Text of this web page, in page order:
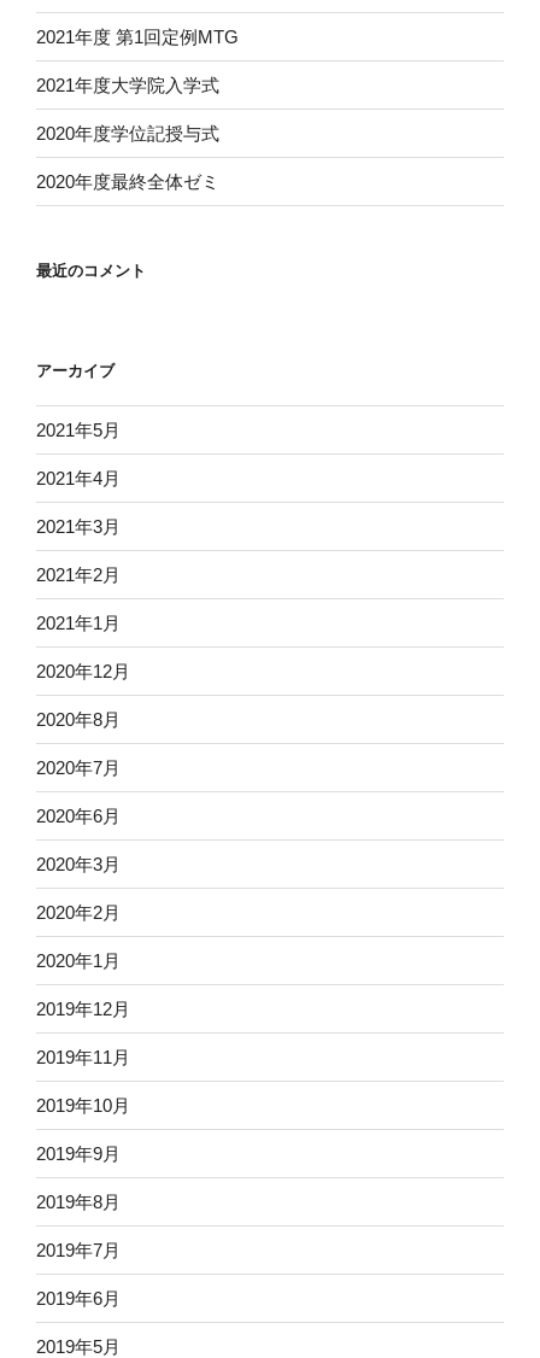
2021年度 第1回定例MTG
2021年度大学院入学式
2020年度学位記授与式
2020年度最終全体ゼミ
最近のコメント
アーカイブ
2021年5月
2021年4月
2021年3月
2021年2月
2021年1月
2020年12月
2020年8月
2020年7月
2020年6月
2020年3月
2020年2月
2020年1月
2019年12月
2019年11月
2019年10月
2019年9月
2019年8月
2019年7月
2019年6月
2019年5月